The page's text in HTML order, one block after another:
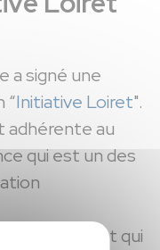
a signé une
“Initiative Loiret".
adhérente au
qui est un des
et qui